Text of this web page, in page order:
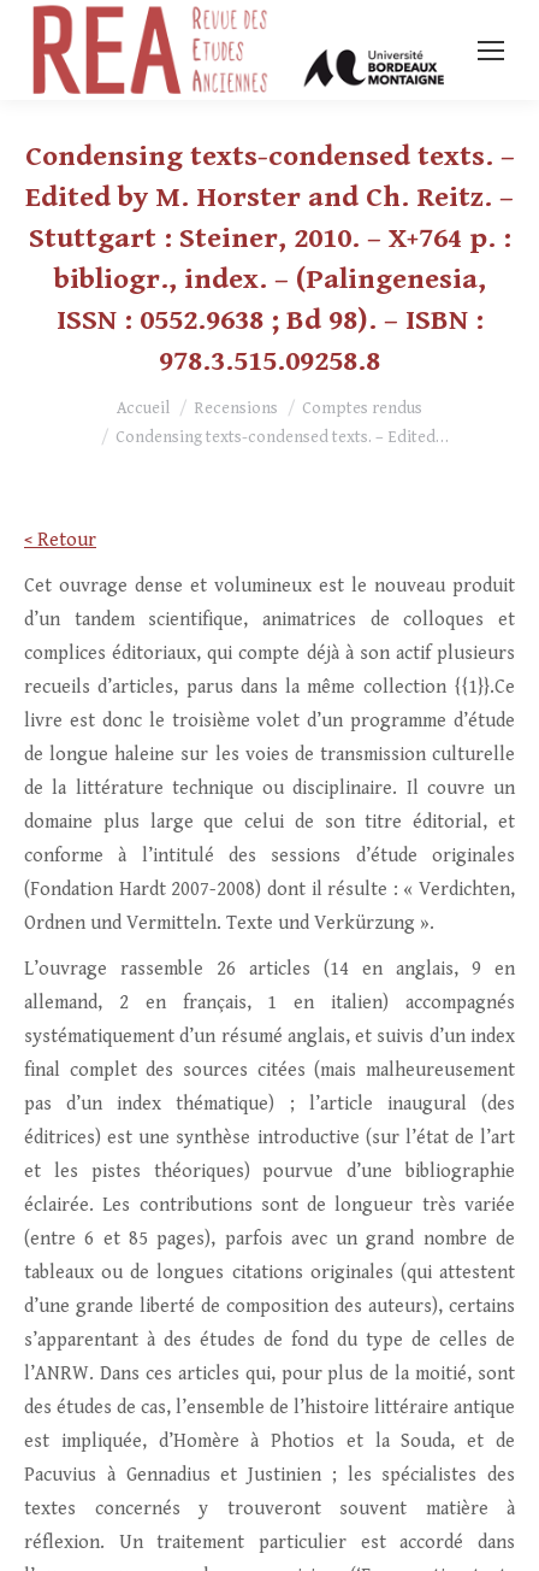
Condensing texts-condensed texts. –
Edited by M. Horster and Ch. Reitz. –
Stuttgart : Steiner, 2010. – X+764 p. :
bibliogr., index. – (Palingenesia,
ISSN : 0552.9638 ; Bd 98). – ISBN :
978.3.515.09258.8
Vous êtes ici :Accueil Recensions
Comptes rendus
Condensing texts-condensed texts. – Edited…
< Retour
Cet ouvrage dense et volumineux est le nouveau produit
d’un tandem scientifique, animatrices de colloques et
complices éditoriaux, qui compte déjà à son actif plusieurs
recueils d’articles, parus dans la même collection {{1}}.Ce
livre est donc le troisième volet d’un programme d’étude
de longue haleine sur les voies de transmission culturelle
de la littérature technique ou disciplinaire. Il couvre un
domaine plus large que celui de son titre éditorial, et
conforme à l’intitulé des sessions d’étude originales
(Fondation Hardt 2007-2008) dont il résulte : « Verdichten,
Ordnen und Vermitteln. Texte und Verkürzung ».
L’ouvrage rassemble 26 articles (14 en anglais, 9 en
allemand, 2 en français, 1 en italien) accompagnés
systématiquement d’un résumé anglais, et suivis d’un index
final complet des sources citées (mais malheureusement
pas d’un index thématique) ; l’article inaugural (des
éditrices) est une synthèse introductive (sur l’état de l’art
et les pistes théoriques) pourvue d’une bibliographie
éclairée. Les contributions sont de longueur très variée
(entre 6 et 85 pages), parfois avec un grand nombre de
tableaux ou de longues citations originales (qui attestent
d’une grande liberté de composition des auteurs), certains
s’apparentant à des études de fond du type de celles de
l’ANRW. Dans ces articles qui, pour plus de la moitié, sont
des études de cas, l’ensemble de l’histoire littéraire antique
est impliquée, d’Homère à Photios et la Souda, et de
Pacuvius à Gennadius et Justinien ; les spécialistes des
textes concernés y trouveront souvent matière à
réflexion. Un traitement particulier est accordé dans